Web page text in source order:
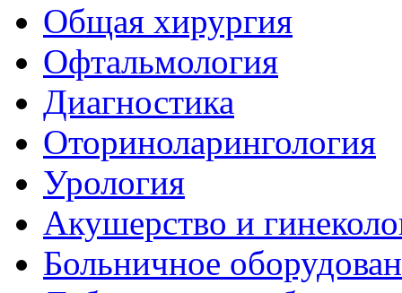
Общая хирургия
Офтальмология
Диагностика
Оториноларингология
Урология
Акушерство и
Больничное